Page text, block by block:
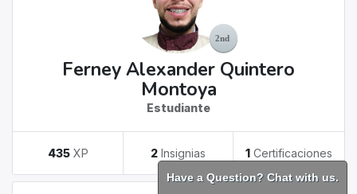
Ferney Alexander Quintero
Montoya
Estudiante
435 XP 2 Insignias 1 Certificaciones
Have a Question? Chat with us.